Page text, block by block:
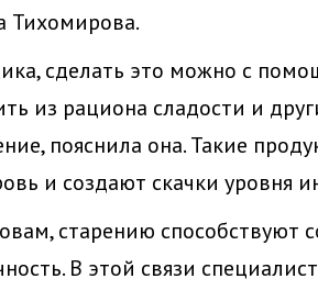
Тихомирова.
сделать это можно с
из рациона сладости и
пояснила она. Такие
и создают скачки уровня
старению способствуют
В этой связи